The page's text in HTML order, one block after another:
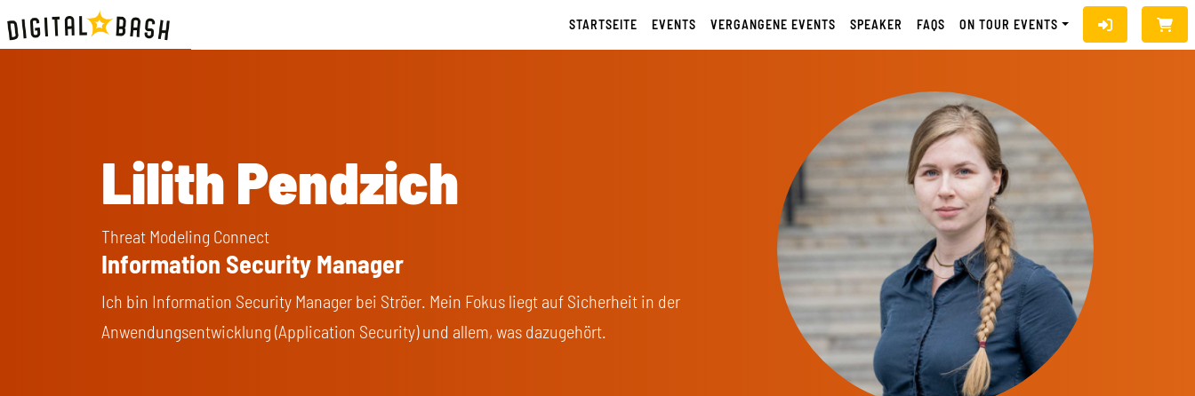
STARTSEITE EVENTS VERGANGENE EVENTS SPEAKER FAQS ON TOUR EVENTS
Lilith Pendzich
Threat Modeling Connect
Information Security Manager
Ich bin Information Security Manager bei Ströer. Mein Fokus liegt auf Sicherheit in der
Anwendungsentwicklung (Application Security) und allem, was dazugehört.